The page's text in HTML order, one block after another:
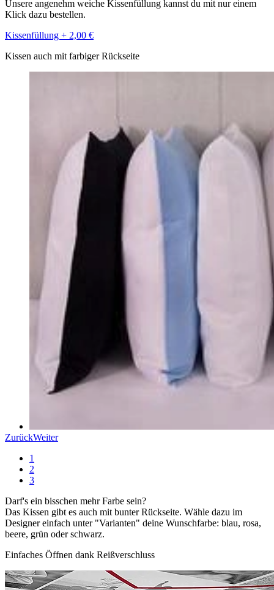
Unsere angenehm weiche Kissenfüllung kannst du mit nur einem
Klick dazu bestellen.
Kissenfüllung + 2,00 €
Kissen auch mit farbiger Rückseite
ZurückWeiter
1
2
3
Darf's ein bisschen mehr Farbe sein?
Das Kissen gibt es auch mit bunter Rückseite. Wähle dazu im
Designer einfach unter "Varianten" deine Wunschfarbe: blau, rosa,
beere, grün oder schwarz.
Einfaches Öffnen dank Reißverschluss